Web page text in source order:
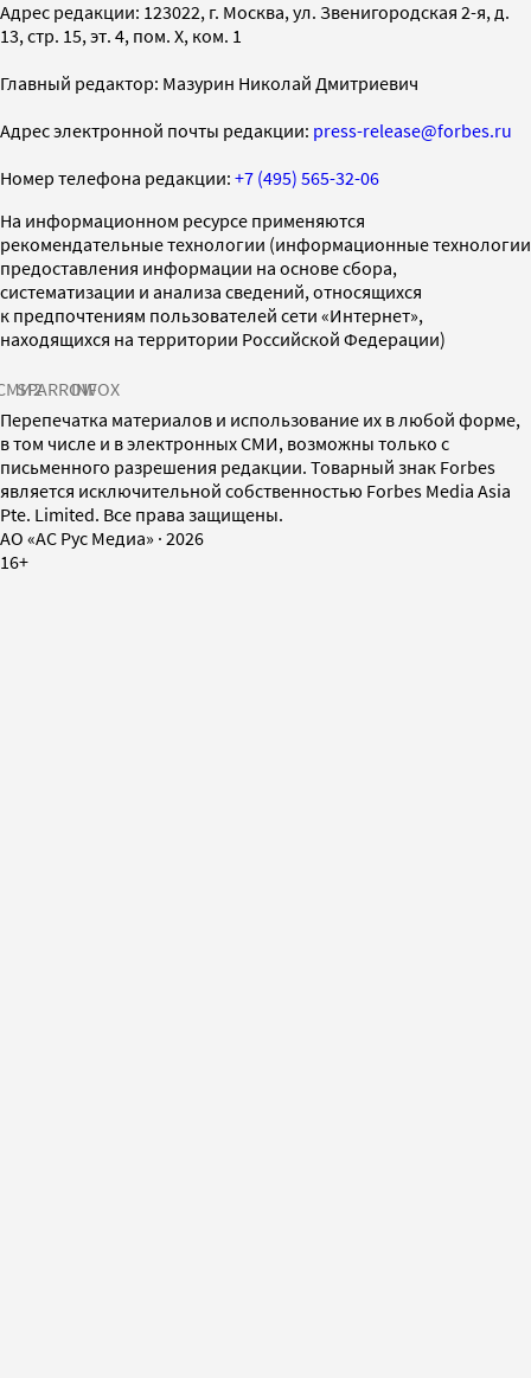
Адрес редакции: 123022, г. Москва, ул. Звенигородская 2-я, д.
13, стр. 15, эт. 4, пом. X, ком. 1
Главный редактор: Мазурин Николай Дмитриевич
Адрес электронной почты редакции: press-release@forbes.ru
Номер телефона редакции: +7 (495) 565-32-06
На информационном ресурсе применяются
рекомендательные технологии (информационные технологии
предоставления информации на основе сбора,
систематизации и анализа сведений, относящихся
к предпочтениям пользователей сети «Интернет»,
находящихся на территории Российской Федерации)
SPARROWINFOX
Перепечатка материалов и использование их в любой форме,
в том числе и в электронных СМИ, возможны только с
письменного разрешения редакции. Товарный знак Forbes
является исключительной собственностью Forbes Media Asia
Pte. Limited. Все права защищены.
AO «АС Рус Медиа» · 2026
16+